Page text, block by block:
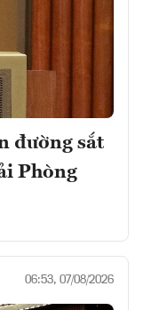
đường sắt
Phòng
06:53, 07/08/2026